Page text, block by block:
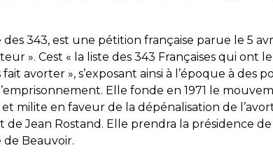
343, est une pétition française parue le 5
». Cest « la liste des 343 Françaises qui ont
avorter », s’exposant ainsi à l’époque à des
Elle fonde en 1971 le
et milite en faveur de la dépénalisation de
de Jean Rostand. Elle prendra la présidence
de Beauvoir.